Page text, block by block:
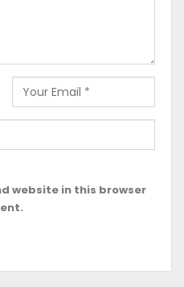
website in this browser